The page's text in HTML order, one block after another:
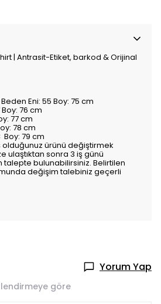
| Antrasit-Etiket, barkod & Orijinal
Eni: 55 Boy: 75 cm
76 cm
77 cm
78 cm
Boy: 79 cm
olduğunuz ürünü değiştirmek
ulaştıktan sonra 3 iş günü
bulunabilirsiniz. Belirtilen
değişim talebiniz geçerli
Yorum Yap
göre